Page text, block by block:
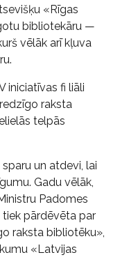
«Rīgas
bibliotekāru —
vēlāk arī kļuva
iniciatīvas fi liāli
raksta
telpās
un atdevi, lai
Gadu vēlāk,
Padomes
pārdēvēta par
raksta bibliotēku»,
«Latvijas